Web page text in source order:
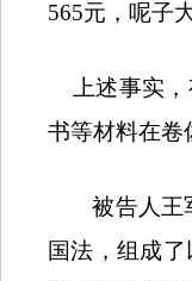
565元，呢子
上述事实
书等材料在卷
被告人王
国法，组成